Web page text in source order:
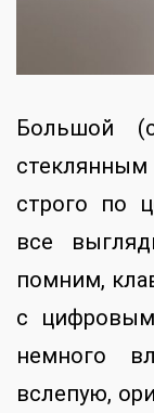
Большой
строго по
все
помним,
с
немного
вслепую,